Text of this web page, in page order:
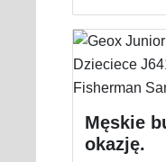
Męskie
okazję.